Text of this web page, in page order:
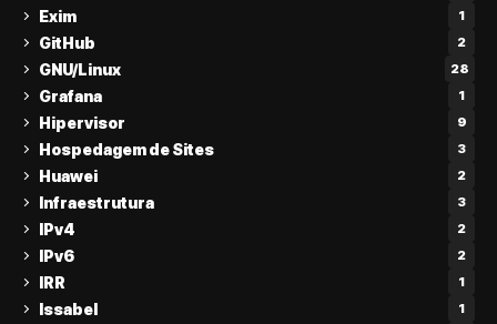
Exim 1
GitHub 2
GNU/Linux 28
Grafana 1
Hipervisor 9
Hospedagem de Sites 3
Huawei 2
Infraestrutura 3
IPv4 2
IPv6 2
IRR 1
Issabel 1